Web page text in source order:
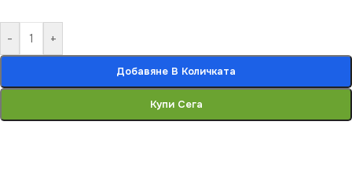
- +
Добавяне В Количката
Купи Сега